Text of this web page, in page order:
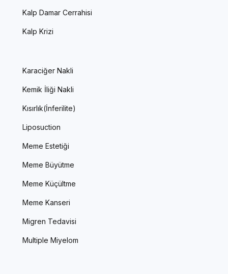
Kalp Damar Cerrahisi
Kalp Krizi
Karaciğer Nakli
Kemik İliği Nakli
Kısırlık(İnferilite)
Liposuction
Meme Estetiği
Meme Büyütme
Meme Küçültme
Meme Kanseri
Migren Tedavisi
Multiple Miyelom